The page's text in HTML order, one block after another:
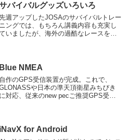
バイバルグッズいろいろ
週アップしたJOSAのサバイバルトレー
ニングでは、もちろん講義内容も充実し
いましたが、海外の過酷なレースを転
した。先ずは、ライジ...
Blue NMEA
自作のGPS受信装置が完成。これで、
や日本の準天頂衛星みちびき
に対応、従来のnew pecご推奨GPS受信
iNavX for Android